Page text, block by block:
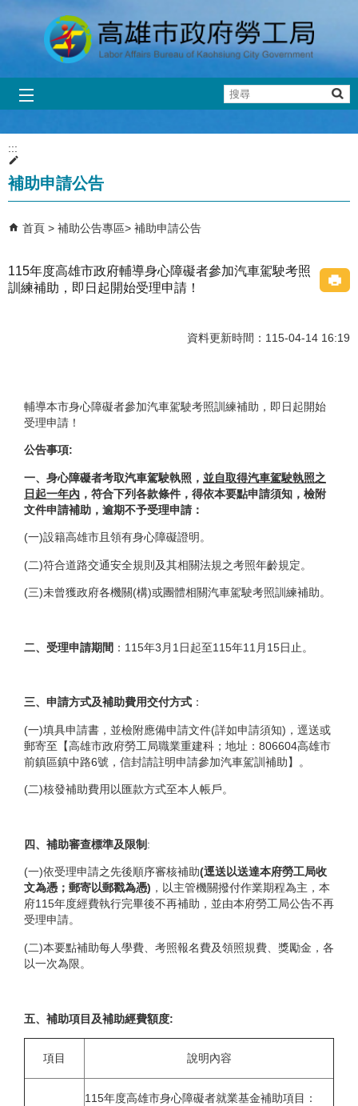
跳到主要內容區塊
搜
尋
:::
補助申請公告
首頁 補助公告專區 補助申請公告
115年度高雄市政府輔導身心障礙者參加汽車駕駛考照
訓練補助，即日起開始受理申請！
資料更新時間：115-04-14 16:19
輔導本市身心障礙者參加汽車駕駛考照訓練補助，即日起開始
受理申請！
公告事項:
一、身心障礙者考取汽車駕駛執照， 並自取得汽車駕駛執照之
日起一年內 ，符合下列各款條件，得依本要點申請須知，檢附
文件申請補助，逾期不予受理申請：
(一)設籍高雄市且領有身心障礙證明。
(二)符合道路交通安全規則及其相關法規之考照年齡規定。
(三)未曾獲政府各機關(構)或團體相關汽車駕駛考照訓練補助。
二、受理申請期間 ：115年3月1日起至115年11月15日止。
三、申請方式及補助費用交付方式 ：
(一)填具申請書，並檢附應備申請文件(詳如申請須知)，逕送或
郵寄至【高雄市政府勞工局職業重建科；地址：806604高雄市
前鎮區鎮中路6號，信封請註明申請參加汽車駕訓補助】。
(二)核發補助費用以匯款方式至本人帳戶。
四、補助審查標準及限制 :
(一)依受理申請之先後順序審核補助(逕送以送達本府勞工局收
文為憑；郵寄以郵戳為憑) ，以主管機關撥付作業期程為主，本
府115年度經費執行完畢後不再補助，並由本府勞工局公告不再
受理申請。
(二)本要點補助每人學費、考照報名費及領照規費、獎勵金，各
以一次為限。
五、補助項目及補助經費額度:
項目 說明內容
115年度高雄市身心障礙者就業基金補助項目：